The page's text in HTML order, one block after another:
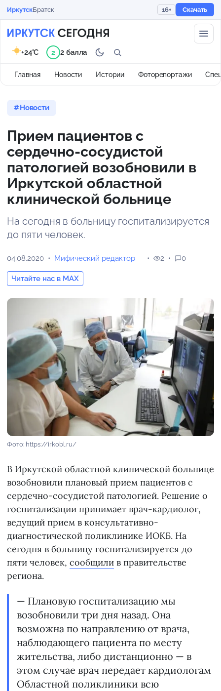
ИркутскБратск 16+ Скачать
Главная Новости Истории Фоторепортажи
+24°C 2 2 балла
Новости
Прием пациентов с
сердечно-сосудистой
патологией возобновили в
Иркутской областной
клинической больнице
На сегодня в больницу госпитализируется
до пяти человек.
04.08.2020 Мифический редактор
Читайте нас в MAX
2 0
Фото: https://irkobl.ru/
В Иркутской областной клинической больнице
возобновили плановый прием пациентов с
сердечно-сосудистой патологией. Решение о
госпитализации принимает врач-кардиолог,
ведущий прием в консультативно-
диагностической поликлинике ИОКБ. На
сегодня в больницу госпитализируется до
пяти человек, сообщили в правительстве
региона.
— Плановую госпитализацию мы
возобновили три дня назад. Она
возможна по направлению от врача,
наблюдающего пациента по месту
жительства, либо дистанционно — в
этом случае врач передает кардиологам
Областной поликлиники всю